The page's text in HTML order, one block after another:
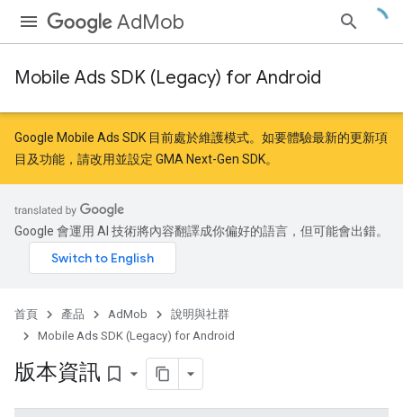
AdMob
Mobile Ads SDK (Legacy) for Android
Google Mobile Ads SDK 目前處於維護模式。如要體驗最新的更新項
目及功能，請改用並設定 GMA Next-Gen SDK。
Google 會運用 AI 技術將內容翻譯成你偏好的語言，但可能會出錯。
首頁 產品 AdMob
說明與社群
Mobile Ads SDK (Legacy) for Android
版本資訊 bookmark_border